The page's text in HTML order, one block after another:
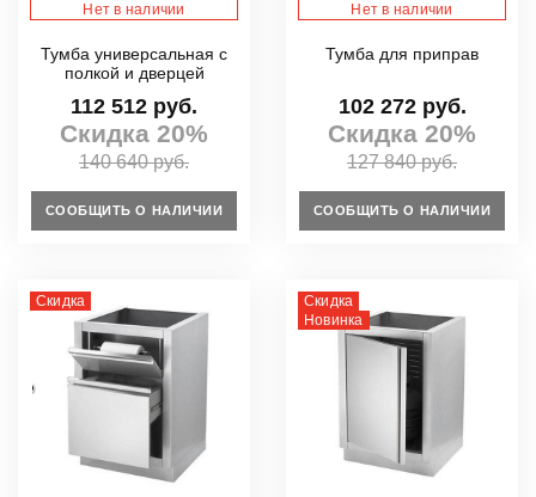
Нет в наличии
Тумба универсальная с
полкой и дверцей
112 512 руб.
Скидка 20%
140 640 руб.
СООБЩИТЬ О НАЛИЧИИ
Нет в наличии
Тумба для приправ
102 272 руб.
Скидка 20%
127 840 руб.
СООБЩИТЬ О НАЛИЧИИ
Скидка
Скидка
Новинка